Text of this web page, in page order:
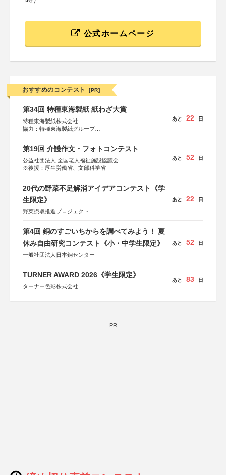
公式ホームページ
おすすめのコンテスト [PR]
第34回 特種東海製紙 紙わざ大賞
特種東海製紙株式会社
協力：特種東海製紙グループ
あと 22 日
第19回 介護作文・フォトコンテスト
公益社団法人 全国老人福祉施設協議会
※後援：厚生労働省、文部科学省
あと 52 日
20代の野菜不足解消アイデアコンテスト《学
生限定》
野菜摂取推進プロジェクト
あと 22 日
第4回 銅のすごいちからを調べてみよう！ 夏
休み自由研究コンテスト《小・中学生限定》
一般社団法人日本銅センター
あと 52 日
TURNER AWARD 2026《学生限定》
ターナー色彩株式会社
あと 83 日
PR